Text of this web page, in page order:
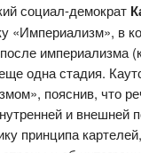
социал-демократ
«Империализм», в
империализма
одна стадия.
пояснив, что
и внешней
принципа